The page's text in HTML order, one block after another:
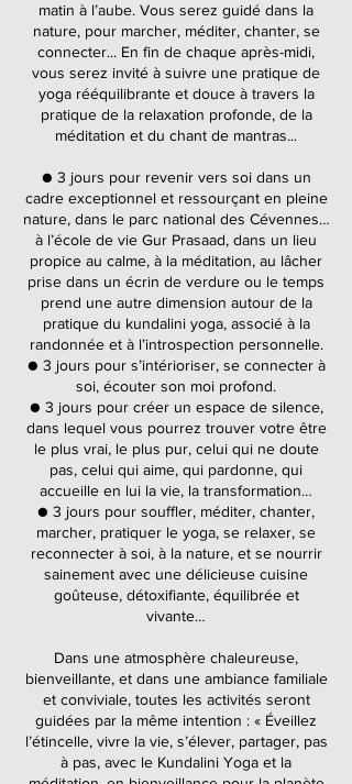
matin à l’aube. Vous serez guidé dans la
nature, pour marcher, méditer, chanter, se
connecter... En fin de chaque après-midi,
vous serez invité à suivre une pratique de
yoga rééquilibrante et douce à travers la
pratique de la relaxation profonde, de la
méditation et du chant de mantras...
● 3 jours pour revenir vers soi dans un
cadre exceptionnel et ressourçant en pleine
nature, dans le parc national des Cévennes…
à l’école de vie Gur Prasaad, dans un lieu
propice au calme, à la méditation, au lâcher
prise dans un écrin de verdure ou le temps
prend une autre dimension autour de la
pratique du kundalini yoga, associé à la
randonnée et à l’introspection personnelle.
● 3 jours pour s’intérioriser, se connecter à
soi, écouter son moi profond.
● 3 jours pour créer un espace de silence,
dans lequel vous pourrez trouver votre être
le plus vrai, le plus pur, celui qui ne doute
pas, celui qui aime, qui pardonne, qui
accueille en lui la vie, la transformation…
● 3 jours pour souffler, méditer, chanter,
marcher, pratiquer le yoga, se relaxer, se
reconnecter à soi, à la nature, et se nourrir
sainement avec une délicieuse cuisine
goûteuse, détoxifiante, équilibrée et
vivante…
Dans une atmosphère chaleureuse,
bienveillante, et dans une ambiance familiale
et conviviale, toutes les activités seront
guidées par la même intention : « Éveillez
l’étincelle, vivre la vie, s’élever, partager, pas
à pas, avec le Kundalini Yoga et la